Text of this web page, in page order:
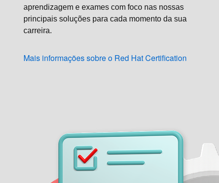
aprendizagem e exames com foco nas nossas
principais soluções para cada momento da sua
carreira.
Mais informações sobre o Red Hat Certification